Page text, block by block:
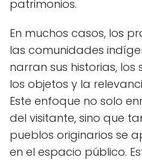
patrimonios.
En muchos casos, los
las comunidades
narran sus historias,
los objetos y la
Este enfoque no solo
del visitante, sino que
pueblos originarios se
en el espacio público.